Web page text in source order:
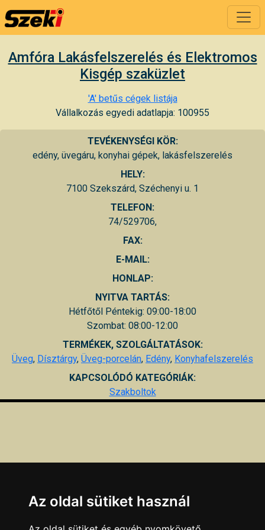
Amfóra Lakásfelszerelés és Elektromos
Kisgép szaküzlet
'A' betűs cégek listája
Vállalkozás egyedi adatlapja: 100955
TEVÉKENYSÉGI KÖR:
edény, üvegáru, konyhai gépek, lakásfelszerelés
HELY:
7100 Szekszárd, Széchenyi u. 1
TELEFON:
74/529706,
FAX:
E-MAIL:
HONLAP:
NYITVA TARTÁS:
Hétfőtől Péntekig: 09:00-18:00
Szombat: 08:00-12:00
TERMÉKEK, SZOLGÁLTATÁSOK:
Üveg, Dísztárgy, Üveg-porcelán, Edény, Konyhafelszerelés
KAPCSOLÓDÓ KATEGÓRIÁK:
Szakboltok
Az oldal sütiket használ